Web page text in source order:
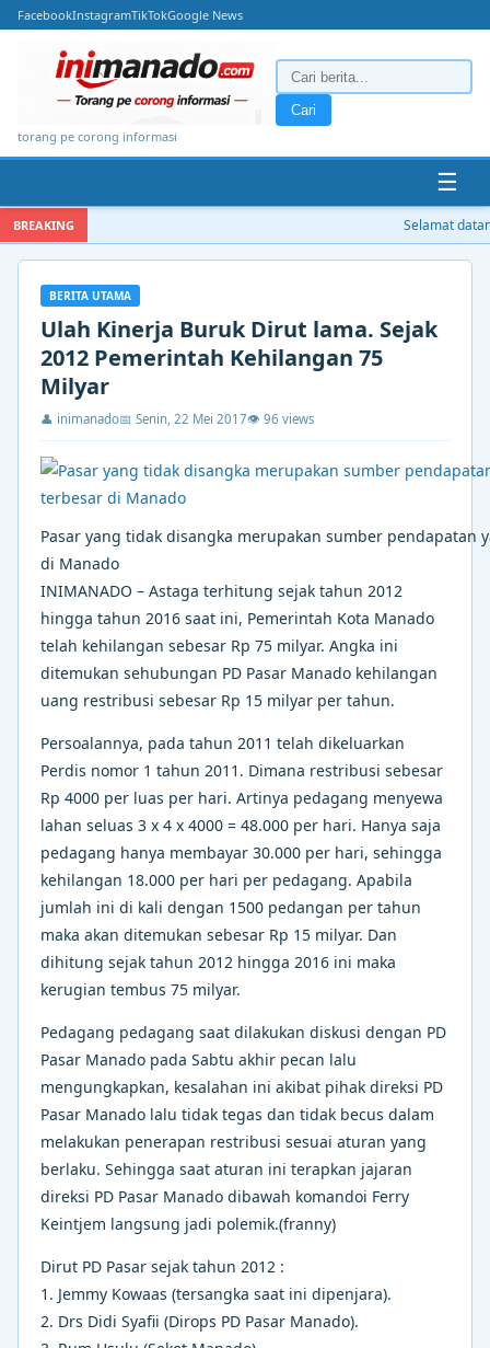
FacebookInstagramTikTokGoogle News
torang pe corong informasi
Cari
☰
BREAKING Selamat
BERITA UTAMA
Ulah Kinerja Buruk Dirut lama. Sejak
2012 Pemerintah Kehilangan 75
Milyar
👤 inimanado📅 Senin, 22 Mei 2017👁 96 views
Pasar yang tidak disangka merupakan sumber pendapatan
di Manado
INIMANADO – Astaga terhitung sejak tahun 2012
hingga tahun 2016 saat ini, Pemerintah Kota Manado
telah kehilangan sebesar Rp 75 milyar. Angka ini
ditemukan sehubungan PD Pasar Manado kehilangan
uang restribusi sebesar Rp 15 milyar per tahun.
Persoalannya, pada tahun 2011 telah dikeluarkan
Perdis nomor 1 tahun 2011. Dimana restribusi sebesar
Rp 4000 per luas per hari. Artinya pedagang menyewa
lahan seluas 3 x 4 x 4000 = 48.000 per hari. Hanya saja
pedagang hanya membayar 30.000 per hari, sehingga
kehilangan 18.000 per hari per pedagang. Apabila
jumlah ini di kali dengan 1500 pedangan per tahun
maka akan ditemukan sebesar Rp 15 milyar. Dan
dihitung sejak tahun 2012 hingga 2016 ini maka
kerugian tembus 75 milyar.
Pedagang pedagang saat dilakukan diskusi dengan PD
Pasar Manado pada Sabtu akhir pecan lalu
mengungkapkan, kesalahan ini akibat pihak direksi PD
Pasar Manado lalu tidak tegas dan tidak becus dalam
melakukan penerapan restribusi sesuai aturan yang
berlaku. Sehingga saat aturan ini terapkan jajaran
direksi PD Pasar Manado dibawah komandoi Ferry
Keintjem langsung jadi polemik.(franny)
Dirut PD Pasar sejak tahun 2012 :
1. Jemmy Kowaas (tersangka saat ini dipenjara).
2. Drs Didi Syafii (Dirops PD Pasar Manado).